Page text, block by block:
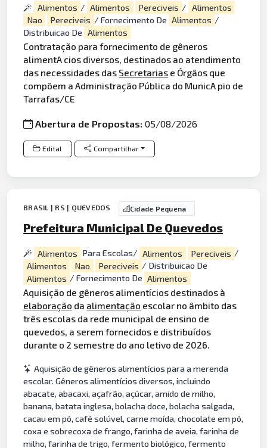
Alimentos / Alimentos Pereciveis / Alimentos
Nao
Pereciveis / Fornecimento De Alimentos /
Distribuicao De Alimentos
Contratação para fornecimento de gêneros
alimentA cios diversos, destinados ao atendimento
das necessidades das Secretarias e Órgãos que
compõem a Administração Pública do MunicA pio de
Tarrafas/CE
Abertura de Propostas:05/08/2026
Edital Compartilhar
BRASIL | RS | QUEVEDOS Cidade Pequena
Prefeitura Municipal De Quevedos
Alimentos Para Escolas/ Alimentos Pereciveis /
Alimentos
Nao Pereciveis / Distribuicao De
Alimentos / Fornecimento De Alimentos
Aquisição de gêneros alimentícios destinados à
elaboração da alimentação escolar no âmbito das
três escolas da rede municipal de ensino de
quevedos, a serem fornecidos e distribuídos
durante o 2 semestre do ano letivo de 2026.
Aquisição de gêneros alimentícios para a merenda
escolar. Gêneros alimentícios diversos, incluindo
abacate, abacaxi, açafrão, açúcar, amido de milho,
banana, batata inglesa, bolacha doce, bolacha salgada,
cacau em pó, café solúvel, carne moída, chocolate em pó,
coxa e sobrecoxa de frango, farinha de aveia, farinha de
milho, farinha de trigo, fermento biológico, fermento